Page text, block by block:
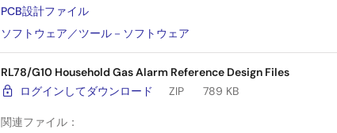
PCB設計ファイル
ソフトウェア／ツール－ソフトウェア
RL78/G10 Household Gas Alarm Reference Design Files
ログインしてダウンロード
ZIP 789 KB
関連ファイル：